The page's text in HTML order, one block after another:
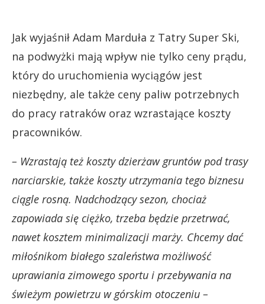
Jak wyjaśnił Adam Marduła z Tatry Super Ski,
na podwyżki mają wpływ nie tylko ceny prądu,
który do uruchomienia wyciągów jest
niezbędny, ale także ceny paliw potrzebnych
do pracy ratraków oraz wzrastające koszty
pracowników.
– Wzrastają też koszty dzierżaw gruntów pod trasy
narciarskie, także koszty utrzymania tego biznesu
ciągle rosną. Nadchodzący sezon, chociaż
zapowiada się ciężko, trzeba będzie przetrwać,
nawet kosztem minimalizacji marży. Chcemy dać
miłośnikom białego szaleństwa możliwość
uprawiania zimowego sportu i przebywania na
świeżym powietrzu w górskim otoczeniu –